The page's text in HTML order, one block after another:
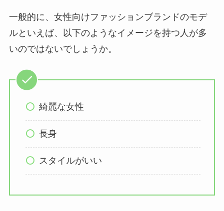
一般的に、女性向けファッションブランドのモデ
ルといえば、以下のようなイメージを持つ人が多
いのではないでしょうか。
綺麗な女性
長身
スタイルがいい